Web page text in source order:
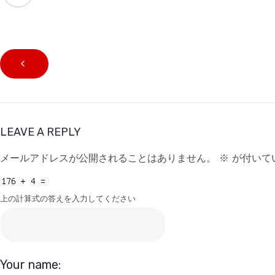
LEAVE A REPLY
メールアドレスが公開されることはありません。 ※ が付いて
上の計算式の答えを入力してください
Your name: